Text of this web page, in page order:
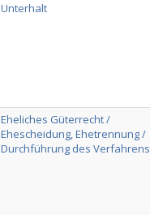
Unterhalt
Eheliches Güterrecht /
Ehescheidung, Ehetrennung /
Durchführung des Verfahrens